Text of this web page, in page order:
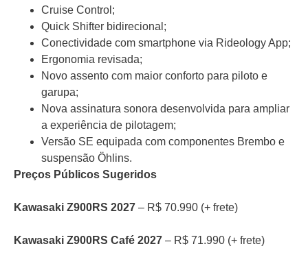
Cruise Control;
Quick Shifter bidirecional;
Conectividade com smartphone via Rideology App;
Ergonomia revisada;
Novo assento com maior conforto para piloto e
garupa;
Nova assinatura sonora desenvolvida para ampliar
a experiência de pilotagem;
Versão SE equipada com componentes Brembo e
suspensão Öhlins.
Preços Públicos Sugeridos
Kawasaki Z900RS 2027 – R$ 70.990 (+ frete)
Kawasaki Z900RS Café 2027 – R$ 71.990 (+ frete)